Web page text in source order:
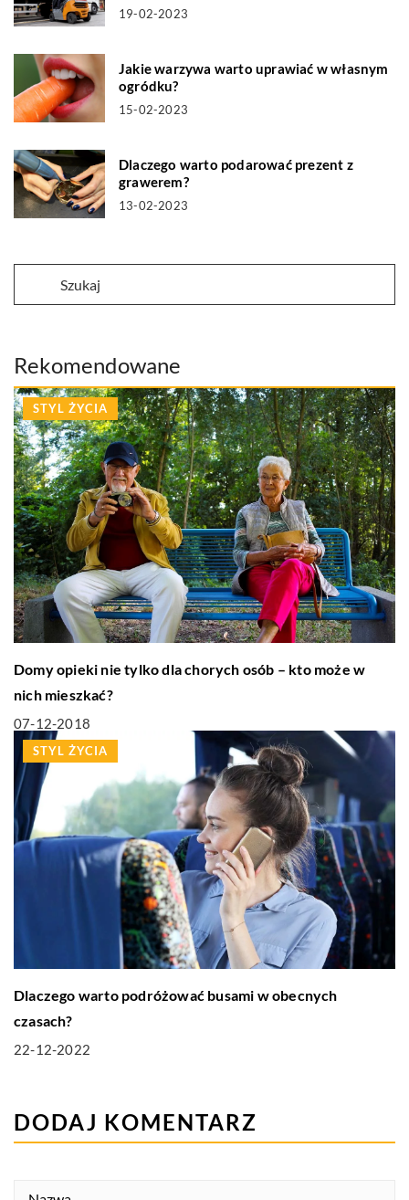
19-02-2023
Jakie warzywa warto uprawiać w własnym
ogródku?
15-02-2023
Dlaczego warto podarować prezent z
grawerem?
13-02-2023
Rekomendowane
STYL ŻYCIA
Domy opieki nie tylko dla chorych osób – kto może w
nich mieszkać?
07-12-2018
STYL ŻYCIA
Dlaczego warto podróżować busami w obecnych
czasach?
22-12-2022
DODAJ KOMENTARZ